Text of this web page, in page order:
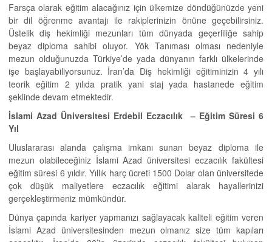
Farsça olarak eğitim alacağınız için ülkemize döndüğünüzde yeni
bir dil öğrenme avantajı ile rakiplerinizin önüne geçebilirsiniz.
Üstelik diş hekimliği mezunları tüm dünyada geçerliliğe sahip
beyaz diploma sahibi oluyor. Yök Tanıması olması nedeniyle
mezun olduğunuzda Türkiye’de yada dünyanın farklı ülkelerinde
işe başlayabiliyorsunuz. İran’da Diş hekimliği eğitiminizin 4 yılı
teorik eğitim 2 yılıda pratik yani staj yada hastanede eğitim
şeklinde devam etmektedir.
İslami Azad Üniversitesi Erdebil Eczacılık – Eğitim Süresi 6
Yıl
Uluslararası alanda çalışma imkanı sunan beyaz diploma ile
mezun olabileceğiniz İslami Azad üniversitesi eczacılık fakültesi
eğitim süresi 6 yıldır. Yıllık harç ücreti 1500 Dolar olan üniversitede
çok düşük maliyetlere eczacılık eğitimi alarak hayallerinizi
gerçekleştirmeniz mümkündür.
Dünya çapında kariyer yapmanızı sağlayacak kaliteli eğitim veren
İslami Azad üniversitesinden mezun olmanız size tüm kapıları